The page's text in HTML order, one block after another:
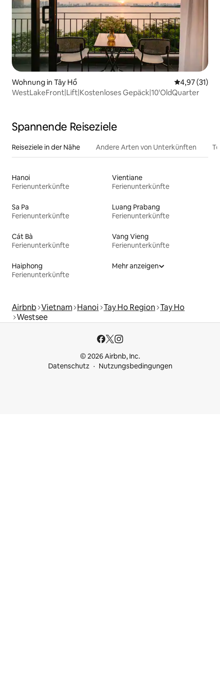
Wohnung in Tây Hồ
4,97 (31)
WestLakeFront|Lift|Kostenloses Gepäck|10'OldQuarter
Spannende Reiseziele
Reiseziele in der Nähe Andere Arten von Unterkünften
Hanoi
Ferienunterkünfte
Vientiane
Ferienunterkünfte
Sa Pa
Ferienunterkünfte
Luang Prabang
Ferienunterkünfte
Cát Bà
Ferienunterkünfte
Vang Vieng
Ferienunterkünfte
Haiphong
Ferienunterkünfte
Mehr anzeigen
Airbnb Vietnam Hanoi Tay Ho Region Tay Ho
Westsee
© 2026 Airbnb, Inc.
Datenschutz
Nutzungsbedingungen